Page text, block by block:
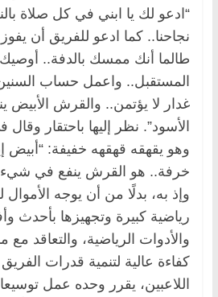
“ادعو لك يا ابني في كل صلاة
نجاحنا.. كما ادعو للفريق أن
طالما أنك ممسك بالدفة..
المستقبل.. واعمل حساب
غدار لا يؤتمن.. والقرش الأبيض
الأسود”. نظر إليها باحتقار
وهو يقهقه قهقهه خفيفة: “أبيض
خرفة.. هو القرش ينفع في شيء
وإذ به، بدلًا من أن يوجه الأموال
رياضية كبيرة وتجهيزها بأحدث
والأدوات الرياضية، والتعاقد مع
كفاءة عالية لتنمية قدرات
اللاعبين، يقرر وحده عمل